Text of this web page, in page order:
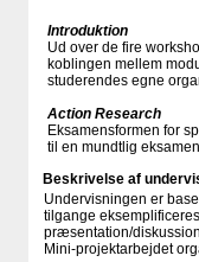
Introduktion
Ud over de fire
koblingen mellem
studerendes egne
Action Research
Eksamensformen for
til en mundtlig
Beskrivelse af
Undervisningen er
tilgange
præsentation/​
Mini-projektarbejdet